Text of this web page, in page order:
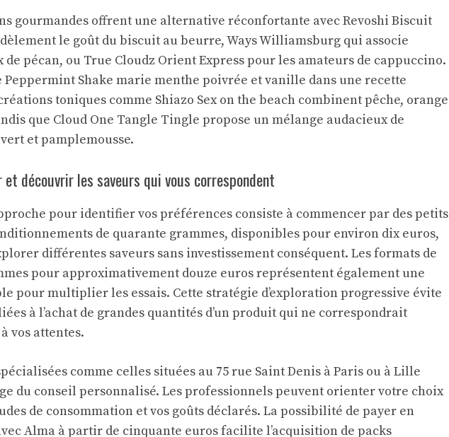
gourmandes offrent une alternative réconfortante avec Revoshi Biscuit
le goût du biscuit au beurre, Ways Williamsburg qui associe
de pécan, ou True Cloudz Orient Express pour les amateurs de cappuccino.
Shake marie menthe poivrée et vanille dans une recette
toniques comme Shiazo Sex on the beach combinent pêche, orange
que Cloud One Tangle Tingle propose un mélange audacieux de
et pamplemousse.
découvrir les saveurs qui vous correspondent
pour identifier vos préférences consiste à commencer par des petits
de quarante grammes, disponibles pour environ dix euros,
différentes saveurs sans investissement conséquent. Les formats de
pour approximativement douze euros représentent également une
pour multiplier les essais. Cette stratégie d’exploration progressive évite
à l’achat de grandes quantités d’un produit qui ne correspondrait
vos attentes.
comme celles situées au 75 rue Saint Denis à Paris ou à Lille
du conseil personnalisé. Les professionnels peuvent orienter votre choix
de consommation et vos goûts déclarés. La possibilité de payer en
Alma à partir de cinquante euros facilite l’acquisition de packs